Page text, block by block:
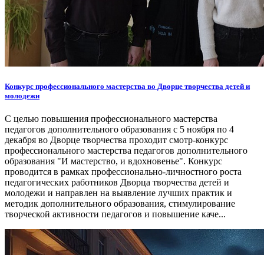
Конкурс профессионального мастерства во Дворце творчества детей и
молодежи
С целью повышения профессионального мастерства
педагогов дополнительного образования с 5 ноября по 4
декабря во Дворце творчества проходит смотр-конкурс
профессионального мастерства педагогов дополнительного
образования "И мастерство, и вдохновенье". Конкурс
проводится в рамках профессионально-личностного роста
педагогических работников Дворца творчества детей и
молодежи и направлен на выявление лучших практик и
методик дополнительного образования, стимулирование
творческой активности педагогов и повышение каче...